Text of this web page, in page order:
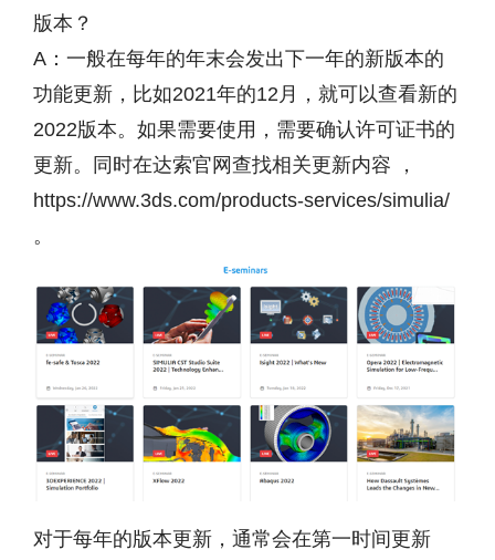
版本？
A：一般在每年的年末会发出下一年的新版本的
功能更新，比如2021年的12月，就可以查看新的
2022版本。如果需要使用，需要确认许可证书的
更新。同时在达索官网查找相关更新内容 ，
https://www.3ds.com/products-services/simulia/
。
对于每年的版本更新，通常会在第一时间更新